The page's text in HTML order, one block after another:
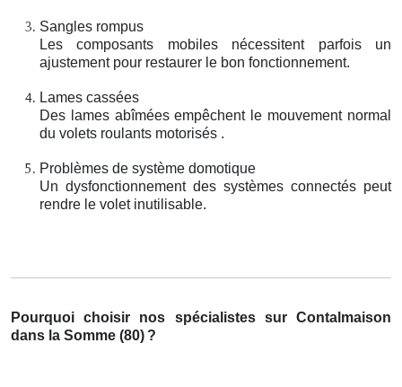
Sangles rompus
Les composants mobiles nécessitent parfois un
ajustement pour restaurer le bon fonctionnement.
Lames cassées
Des lames abîmées empêchent le mouvement normal
du volets roulants motorisés .
Problèmes de système domotique
Un dysfonctionnement des systèmes connectés peut
rendre le volet inutilisable.
Pourquoi choisir nos spécialistes sur Contalmaison
dans la Somme (80) ?